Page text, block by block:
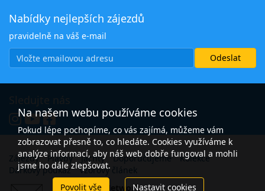
Nabídky nejlepších zájezdů
pravidelně na váš e-mail
Zájezdy Plavby Jachty Doporučujeme
Kolekce
Dárkový poukaz
Vzorový článek
Open Travel Network
Na našem webu používáme cookies
Pokud lépe pochopíme, co vás zajímá, můžeme vám
zobrazovat přesně to, co hledáte. Cookies využíváme k
analýze informací, aby náš web dobře fungoval a mohli
jsme ho dále zlepšovat.
Povolit vše
Nastavit cookies